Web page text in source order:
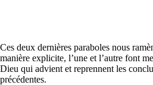
Ces deux dernières paraboles nous
manière explicite, l’une et l’autre font
Dieu qui advient et reprennent les
précédentes.